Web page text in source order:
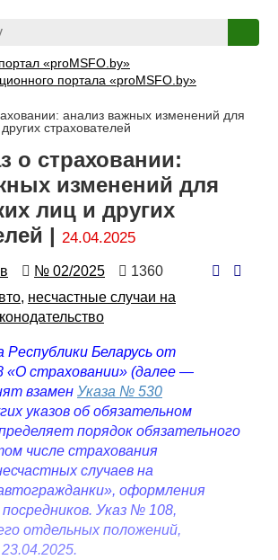
«proMSFO.by»
портала «proMSFO.by»
анализ важных изменений для
страхователей
о страховании:
изменений для
лиц и других
| 24.04.2025
Номер
№ 02/2025
Количество
1360
несчастные случаи на
Республики Беларусь от
«О страховании» (далее —
взамен Указа № 530
указов об обязательном
порядок обязательного
числе страхования
случаев на
оформления
Указ № 108,
отдельных положений,